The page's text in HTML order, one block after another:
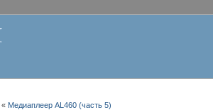
« Медиаплеер AL460 (часть 5)